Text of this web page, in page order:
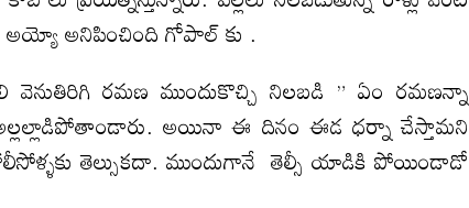
అయ్యో అనిపించింది గోపాల్ కు .
రమణ ముందుకొచ్చి నిలబడి ” ఏం రమణన్నా
అయినా ఈ దినం ఈడ ధర్నా చేస్తామని
తెల్సుకదా. ముందుగానే తెల్సీ యాడికి పోయిండాడో